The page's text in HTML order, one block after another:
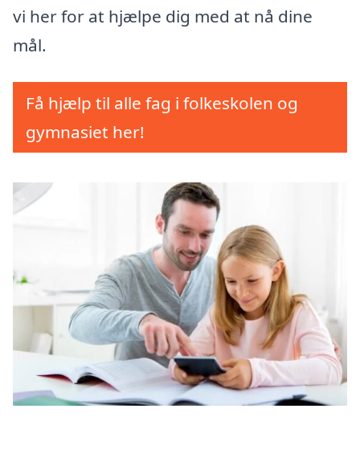
vi her for at hjælpe dig med at nå dine
mål.
Få hjælp til alle fag i folkeskolen og
gymnasiet her!